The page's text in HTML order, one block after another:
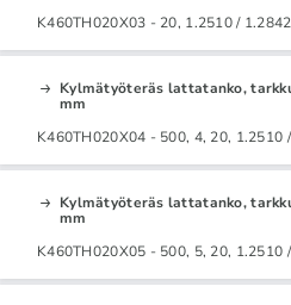
K460TH020X03 - 20, 1.2510 /
Kylmätyöteräs lattatanko,
mm
K460TH020X04 - 500, 4, 20, 1.2510
Kylmätyöteräs lattatanko,
mm
K460TH020X05 - 500, 5, 20, 1.2510